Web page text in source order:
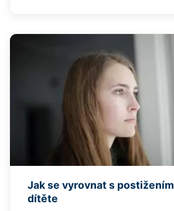
Jak se vyrovnat s postižením
dítěte